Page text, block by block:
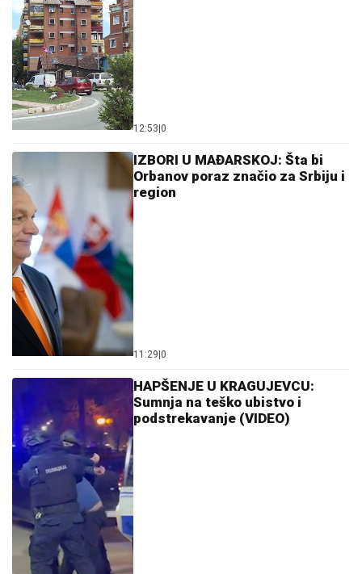
12:53 0
IZBORI U MAĐARSKOJ: Šta bi
Orbanov poraz značio za Srbiju i
region
11:29 0
HAPŠENJE U KRAGUJEVCU:
Sumnja na teško ubistvo i
podstrekavanje (VIDEO)